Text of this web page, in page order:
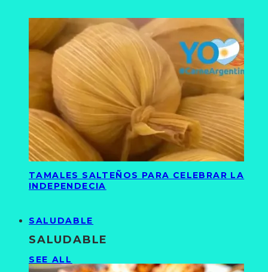
TAMALES SALTEÑOS PARA CELEBRAR LA
INDEPENDECIA
SALUDABLE
SALUDABLE
SEE ALL